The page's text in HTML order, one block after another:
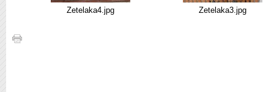
Zetelaka4.jpg Zetelaka3.jpg